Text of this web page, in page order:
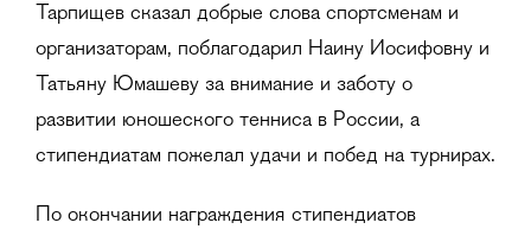
Тарпищев сказал добрые слова спортсменам и
организаторам, поблагодарил Наину Иосифовну и
Татьяну Юмашеву за внимание и заботу о
развитии юношеского тенниса в России, а
стипендиатам пожелал удачи и побед на турнирах.
По окончании награждения стипендиатов